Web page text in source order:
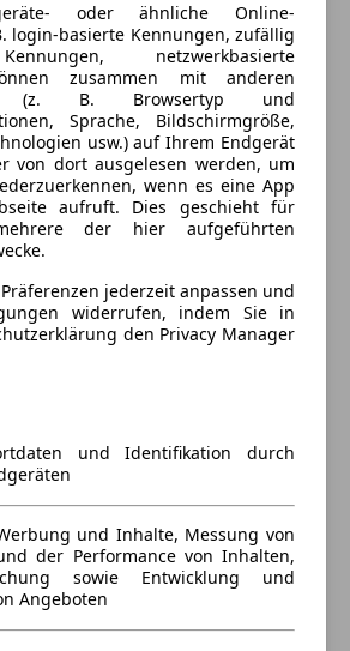
oder ähnliche Online-
login-basierte Kennungen, zufällig
netzwerkbasierte
zusammen mit anderen
(z. B. Browsertyp und
Sprache, Bildschirmgröße,
usw.) auf Ihrem Endgerät
von dort ausgelesen werden, um
wenn es eine App
aufruft. Dies geschieht für
der hier aufgeführten
jederzeit anpassen und
widerrufen, indem Sie in
den Privacy Manager
und Identifikation durch
und Inhalte, Messung von
der Performance von Inhalten,
sowie Entwicklung und
Angeboten